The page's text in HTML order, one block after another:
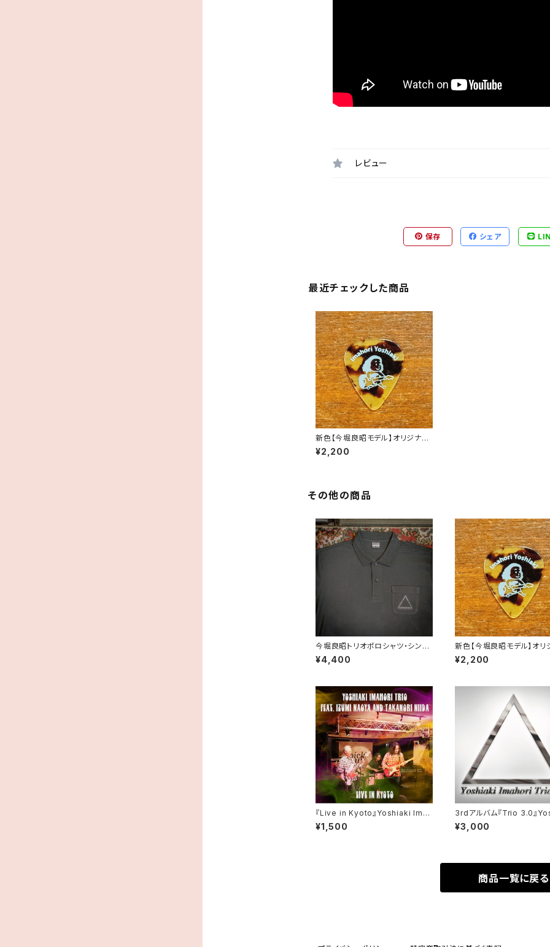
レビュー
保存 シェア
最近チェックした商品
新色【今堀良昭モデル】オリジナル
ピック・鼈甲柄10枚セット
¥2,200
その他の商品
今堀良昭トリオポロシャツ・シンプ
ルバージョン【お求めやすくなりま
した】サイズLL
¥4,400
新色【今堀良昭モデル】オリ
ピック・鼈甲柄10枚セット
¥2,200
『Live in Kyoto』Yoshiaki Imah
ori Trio feat. Izumi Naoya an
d Takanori Niida
¥1,500
3rdアルバム『Trio 3.0』
Imahori
¥3,000
商品一覧に戻る